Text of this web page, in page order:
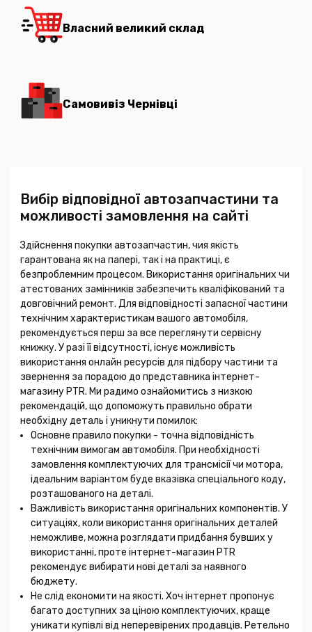
Власний великий склад
Самовивіз Чернівці
Вибір відповідної автозапчастини та
можливості замовлення на сайті
Здійснення покупки автозапчастин, чия якість
гарантована як на папері, так і на практиці, є
безпроблемним процесом. Використання оригінальних чи
атестованих замінників забезпечить кваліфікований та
довговічний ремонт. Для відповідності запасної частини
технічним характеристикам вашого автомобіля,
рекомендується перш за все переглянути сервісну
книжку. У разі її відсутності, існує можливість
використання онлайн ресурсів для підбору частини та
звернення за порадою до представника інтернет-
магазину PTR. Ми радимо ознайомитись з низкою
рекомендацій, що допоможуть правильно обрати
необхідну деталь і уникнути помилок:
Основне правило покупки - точна відповідність
технічним вимогам автомобіля. При необхідності
замовлення комплектуючих для трансмісії чи мотора,
ідеальним варіантом буде вказівка спеціального коду,
розташованого на деталі.
Важливість використання оригінальних компонентів. У
ситуаціях, коли використання оригінальних деталей
неможливе, можна розглядати придбання бувших у
використанні, проте інтернет-магазин PTR
рекомендує вибирати нові деталі за наявного
бюджету.
Не слід економити на якості. Хоч інтернет пропонує
багато доступних за ціною комплектуючих, краще
уникати купівлі від неперевірених продавців. Ретельно